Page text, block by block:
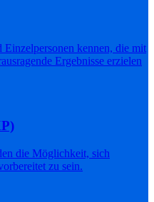
kennen, die mit
Ergebnisse erzielen
die Möglichkeit, sich
zu sein.